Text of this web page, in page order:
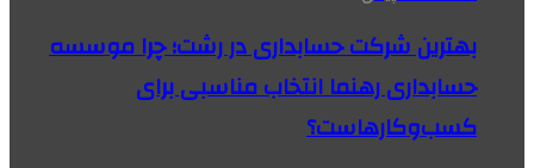
بهترین شرکت حسابداری در رشت؛ چرا موسسه
حسابداری رهنما انتخاب مناسبی برای
کسب‌وکارهاست؟